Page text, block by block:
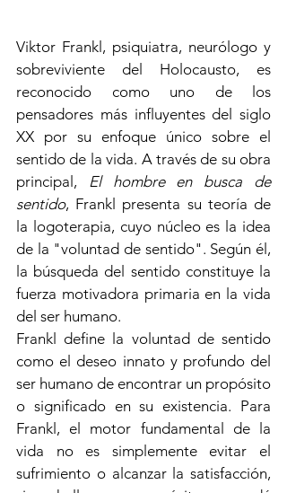
Viktor Frankl, psiquiatra, neurólogo y
sobreviviente del Holocausto, es
reconocido como uno de los
pensadores más influyentes del siglo
XX por su enfoque único sobre el
sentido de la vida. A través de su obra
principal, El hombre en busca de
sentido, Frankl presenta su teoría de
la logoterapia, cuyo núcleo es la idea
de la "voluntad de sentido". Según él,
la búsqueda del sentido constituye la
fuerza motivadora primaria en la vida
del ser humano.
Frankl define la voluntad de sentido
como el deseo innato y profundo del
ser humano de encontrar un propósito
o significado en su existencia. Para
Frankl, el motor fundamental de la
vida no es simplemente evitar el
sufrimiento o alcanzar la satisfacción,